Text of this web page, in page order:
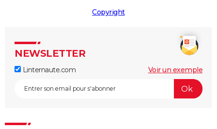
Copyright
NEWSLETTER
Linternaute.com Voir un exemple